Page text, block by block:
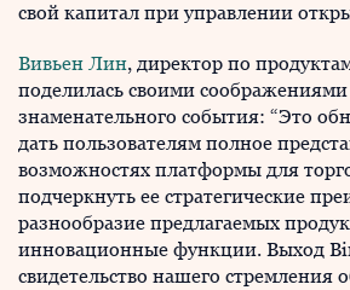
свой капитал при управлении
Вивьен Лин, директор по
поделилась своими соображениями
знаменательного события: “Это
дать пользователям полное
возможностях платформы для
подчеркнуть ее стратегические
разнообразие предлагаемых
инновационные функции. Выход
свидетельство нашего стремления